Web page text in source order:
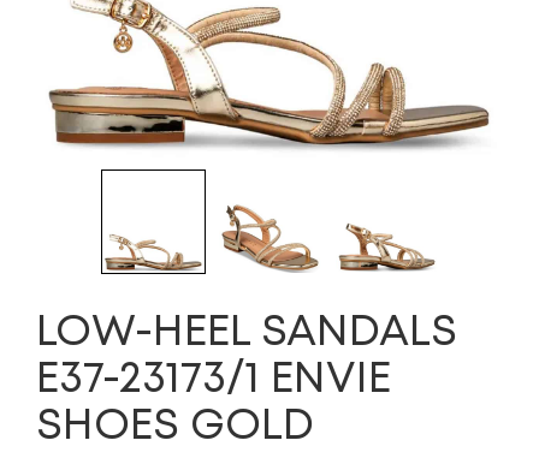
LOW-HEEL SANDALS
E37-23173/1 ENVIE
SHOES GOLD